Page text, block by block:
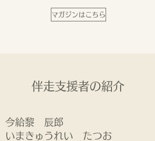
マガジンはこちら
伴走支援者の紹介
今給黎 辰郎
いまきゅうれい たつお